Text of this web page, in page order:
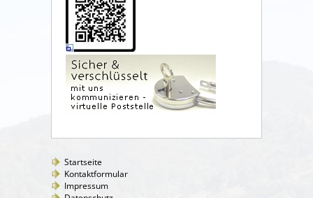
Startseite
Kontaktformular
Impressum